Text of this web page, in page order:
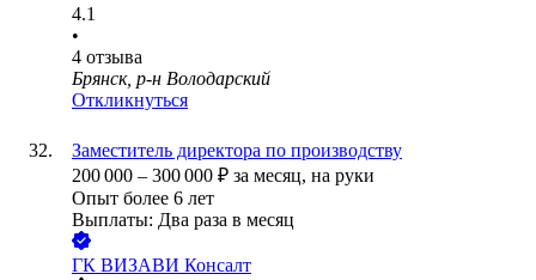
4.1
•
4 отзыва
Брянск, р-н Володарский
Откликнуться
Заместитель директора по производству
200 000 – 300 000 ₽ за месяц, на руки
Опыт более 6 лет
Выплаты: Два раза в месяц
ГК ВИЗАВИ Консалт